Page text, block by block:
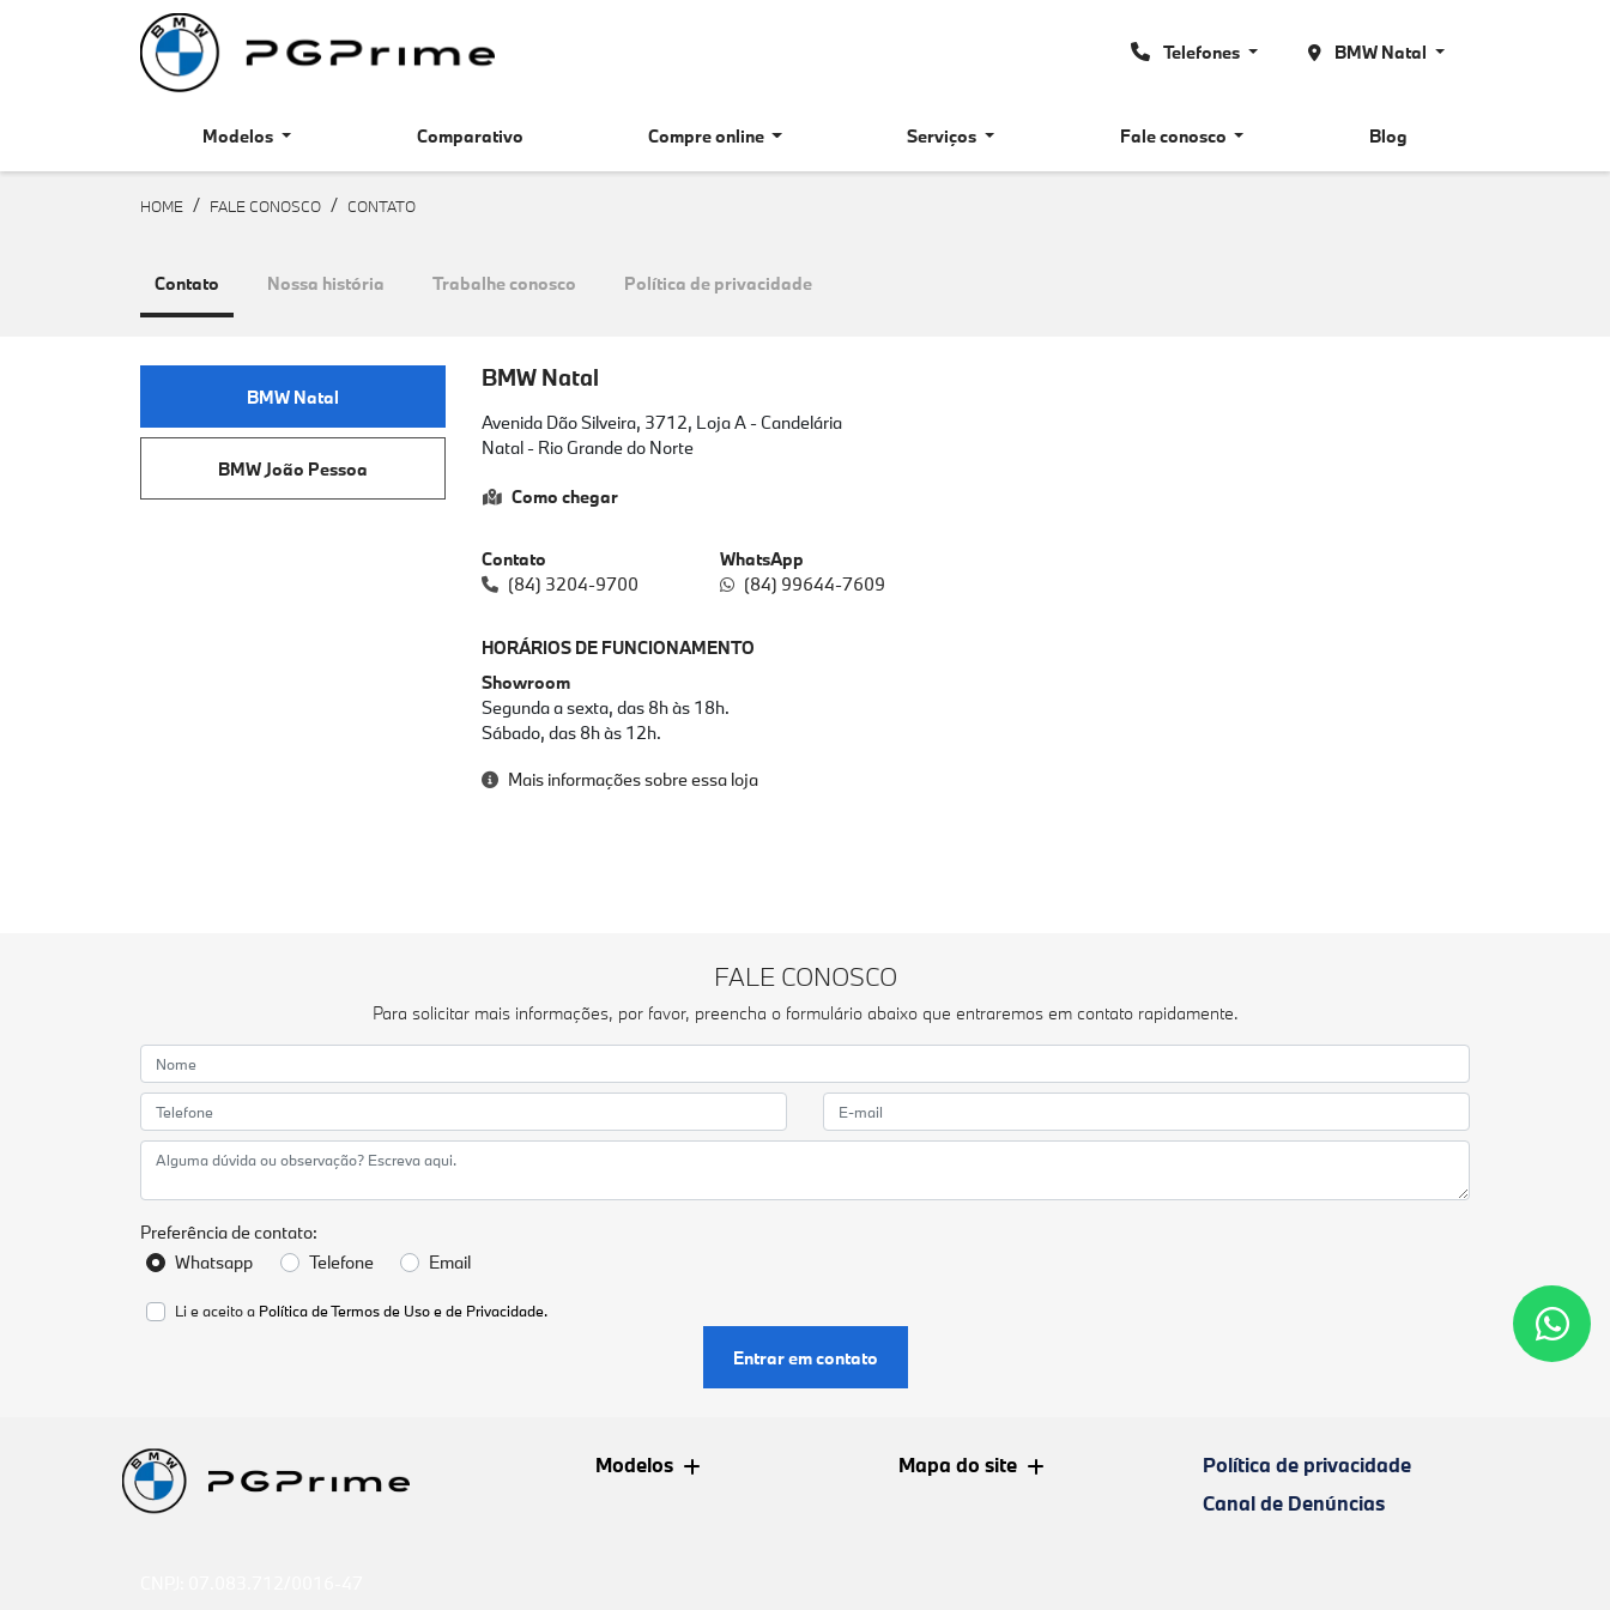
Telefones BMW Natal
Modelos Comparativo Compre online Serviços Fale conosco Blog
HOME FALE CONOSCO CONTATO
Contato Nossa história Trabalhe conosco Política de privacidade
BMW Natal
BMW João Pessoa
BMW Natal
Avenida Dão Silveira, 3712, Loja A - Candelária
Natal - Rio Grande do Norte
Como chegar
Contato
(84) 3204-9700
WhatsApp
(84) 99644-7609
HORÁRIOS DE FUNCIONAMENTO
Showroom
Segunda a sexta, das 8h às 18h.
Sábado, das 8h às 12h.
Mais informações sobre essa loja
FALE CONOSCO
Para solicitar mais informações, por favor, preencha o formulário abaixo que entraremos em contato rapidamente.
Preferência de contato:
Whatsapp
Telefone Email
Li e aceito a Política de Termos de Uso e de Privacidade.
Entrar em contato
Modelos Mapa do site
Política de privacidade
Canal de Denúncias